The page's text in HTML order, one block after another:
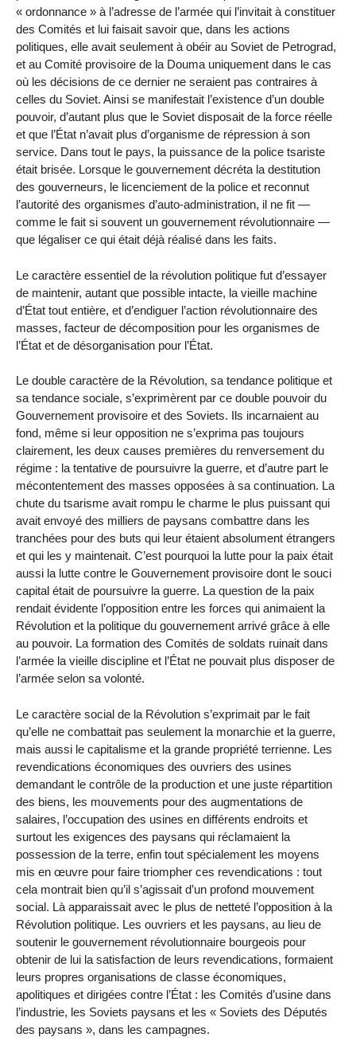
« ordonnance » à l’adresse de l’armée qui l’invitait à constituer
des Comités et lui faisait savoir que, dans les actions
politiques, elle avait seulement à obéir au Soviet de Petrograd,
et au Comité provisoire de la Douma uniquement dans le cas
où les décisions de ce dernier ne seraient pas contraires à
celles du Soviet. Ainsi se manifestait l’existence d’un double
pouvoir, d’autant plus que le Soviet disposait de la force réelle
et que l’État n’avait plus d’organisme de répression à son
service. Dans tout le pays, la puissance de la police tsariste
était brisée. Lorsque le gouvernement décréta la destitution
des gouverneurs, le licenciement de la police et reconnut
l’autorité des organismes d’auto-administration, il ne fit —
comme le fait si souvent un gouvernement révolutionnaire —
que légaliser ce qui était déjà réalisé dans les faits.
Le caractère essentiel de la révolution politique fut d’essayer
de maintenir, autant que possible intacte, la vieille machine
d’État tout entière, et d’endiguer l’action révolutionnaire des
masses, facteur de décomposition pour les organismes de
l’État et de désorganisation pour l’État.
Le double caractère de la Révolution, sa tendance politique et
sa tendance sociale, s’exprimèrent par ce double pouvoir du
Gouvernement provisoire et des Soviets. Ils incarnaient au
fond, même si leur opposition ne s’exprima pas toujours
clairement, les deux causes premières du renversement du
régime : la tentative de poursuivre la guerre, et d’autre part le
mécontentement des masses opposées à sa continuation. La
chute du tsarisme avait rompu le charme le plus puissant qui
avait envoyé des milliers de paysans combattre dans les
tranchées pour des buts qui leur étaient absolument étrangers
et qui les y maintenait. C’est pourquoi la lutte pour la paix était
aussi la lutte contre le Gouvernement provisoire dont le souci
capital était de poursuivre la guerre. La question de la paix
rendait évidente l’opposition entre les forces qui animaient la
Révolution et la politique du gouvernement arrivé grâce à elle
au pouvoir. La formation des Comités de soldats ruinait dans
l’armée la vieille discipline et l’État ne pouvait plus disposer de
l’armée selon sa volonté.
Le caractère social de la Révolution s’exprimait par le fait
qu’elle ne combattait pas seulement la monarchie et la guerre,
mais aussi le capitalisme et la grande propriété terrienne. Les
revendications économiques des ouvriers des usines
demandant le contrôle de la production et une juste répartition
des biens, les mouvements pour des augmentations de
salaires, l’occupation des usines en différents endroits et
surtout les exigences des paysans qui réclamaient la
possession de la terre, enfin tout spécialement les moyens
mis en œuvre pour faire triompher ces revendications : tout
cela montrait bien qu’il s’agissait d’un profond mouvement
social. Là apparaissait avec le plus de netteté l’opposition à la
Révolution politique. Les ouvriers et les paysans, au lieu de
soutenir le gouvernement révolutionnaire bourgeois pour
obtenir de lui la satisfaction de leurs revendications, formaient
leurs propres organisations de classe économiques,
apolitiques et dirigées contre l’État : les Comités d’usine dans
l’industrie, les Soviets paysans et les « Soviets des Députés
des paysans », dans les campagnes.